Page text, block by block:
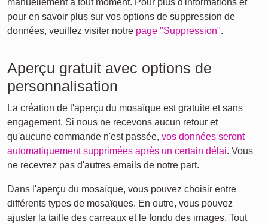
manuellement à tout moment. Pour plus d'informations et
pour en savoir plus sur vos options de suppression de
données, veuillez visiter notre page "Suppression".
Aperçu gratuit avec options de
personnalisation
La création de l'aperçu du mosaïque est gratuite et sans
engagement. Si nous ne recevons aucun retour et
qu'aucune commande n'est passée, vos données seront
automatiquement supprimées après un certain délai. Vous
ne recevrez pas d'autres emails de notre part.
Dans l'aperçu du mosaïque, vous pouvez choisir entre
différents types de mosaïques. En outre, vous pouvez
ajuster la taille des carreaux et le fondu des images. Tout